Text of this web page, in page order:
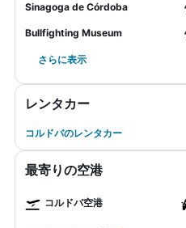
Sinagoga de Córdoba
Bullfighting Museum
さらに表示
レンタカー
コルドバのレンタカー
最寄りの空港
コルドバ空港